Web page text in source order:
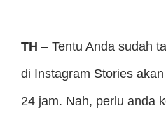
TH – Tentu Anda sudah
di Instagram Stories
24 jam. Nah, perlu anda